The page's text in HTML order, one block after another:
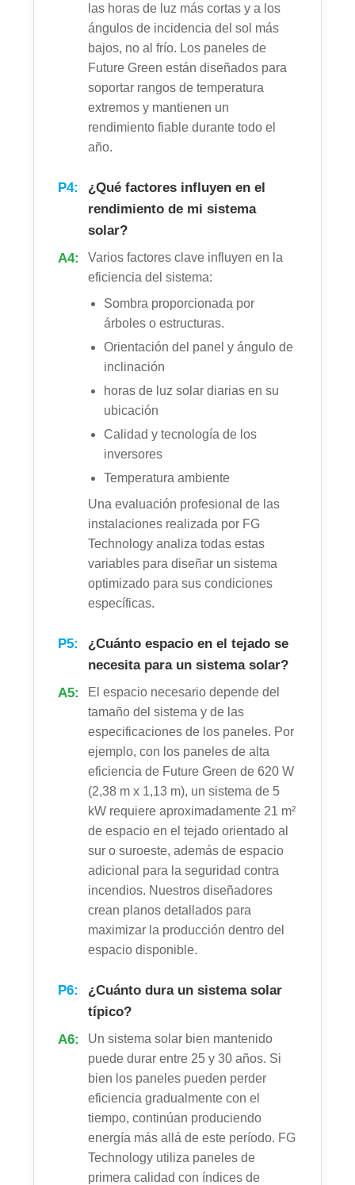
las horas de luz más cortas y a los
ángulos de incidencia del sol más
bajos, no al frío. Los paneles de
Future Green están diseñados para
soportar rangos de temperatura
extremos y mantienen un
rendimiento fiable durante todo el
año.
P4:
¿Qué factores influyen en el
rendimiento de mi sistema
solar?
A4:
Varios factores clave influyen en la
eficiencia del sistema:
Sombra proporcionada por
árboles o estructuras.
Orientación del panel y ángulo de
inclinación
horas de luz solar diarias en su
ubicación
Calidad y tecnología de los
inversores
Temperatura ambiente
Una evaluación profesional de las
instalaciones realizada por FG
Technology analiza todas estas
variables para diseñar un sistema
optimizado para sus condiciones
específicas.
P5:
¿Cuánto espacio en el tejado se
necesita para un sistema solar?
A5:
El espacio necesario depende del
tamaño del sistema y de las
especificaciones de los paneles. Por
ejemplo, con los paneles de alta
eficiencia de Future Green de 620 W
(2,38 m x 1,13 m), un sistema de 5
kW requiere aproximadamente 21 m²
de espacio en el tejado orientado al
sur o suroeste, además de espacio
adicional para la seguridad contra
incendios. Nuestros diseñadores
crean planos detallados para
maximizar la producción dentro del
espacio disponible.
P6:
¿Cuánto dura un sistema solar
típico?
A6:
Un sistema solar bien mantenido
puede durar entre 25 y 30 años. Si
bien los paneles pueden perder
eficiencia gradualmente con el
tiempo, continúan produciendo
energía más allá de este período. FG
Technology utiliza paneles de
primera calidad con índices de